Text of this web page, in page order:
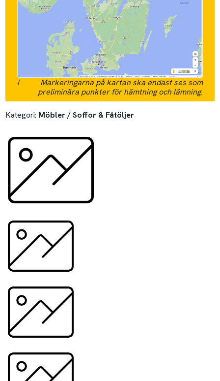
i
Markeringarna på kartan ska endast ses som
preliminära punkter för hämtning och lämning.
Kategori: Möbler / Soffor & Fåtöljer